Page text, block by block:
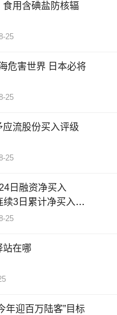
用含碘盐防核辐
25
危害世界 日本必将
25
应流股份买入评级
25
日融资净买入
续3日累计净买入
25
站在哪
年迎百万陆客”目标